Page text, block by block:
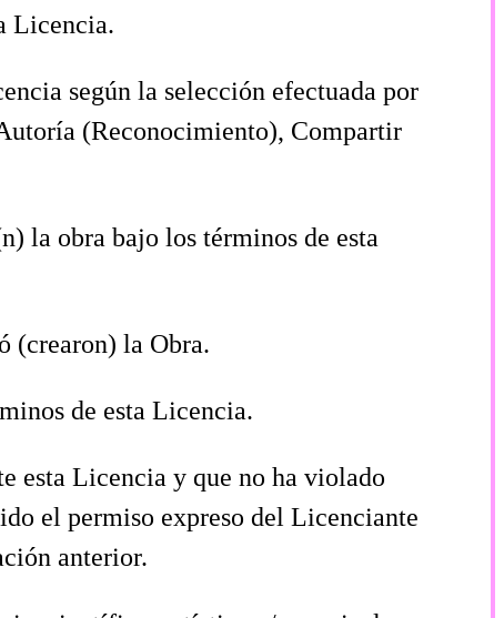
Licencia.
según la selección efectuada por
(Reconocimiento), Compartir
la obra bajo los términos de esta
(crearon) la Obra.
de esta Licencia.
esta Licencia y que no ha violado
el permiso expreso del Licenciante
anterior.